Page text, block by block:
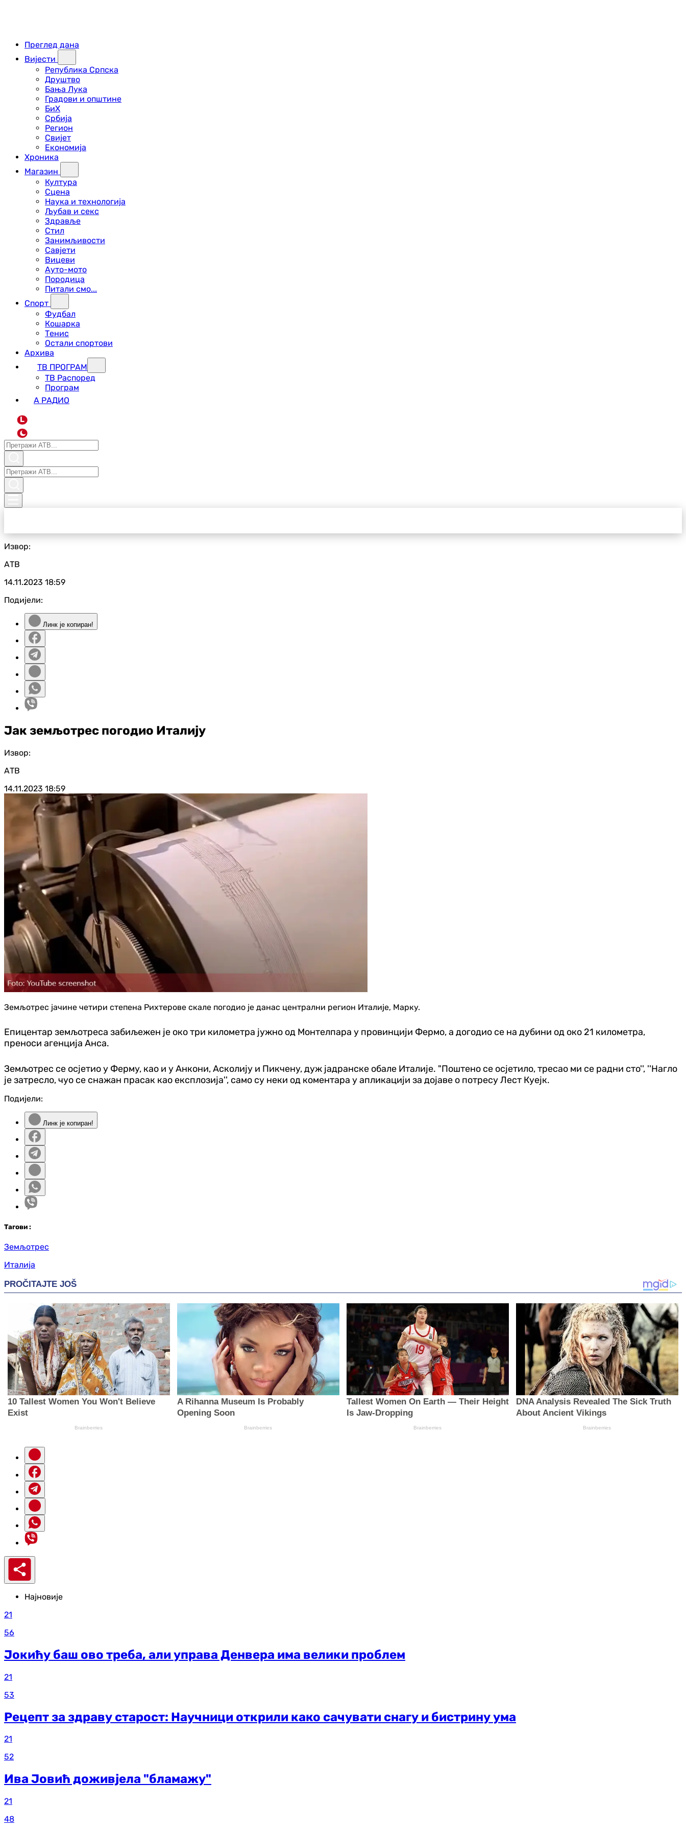
Преглед дана
Вијести
Република Српска
Друштво
Бања Лука
Градови и општине
БиХ
Србија
Регион
Свијет
Економија
Хроника
Магазин
Култура
Сцена
Наука и технологија
Љубав и секс
Здравље
Стил
Занимљивости
Савјети
Вицеви
Ауто-мото
Породица
Питали смо...
Спорт
Фудбал
Кошарка
Тенис
Остали спортови
Архива
ТВ ПРОГРАМ
ТВ Распоред
Програм
А РАДИО
L
Извор:
АТВ
14.11.2023 18:59
Подијели:
Линк је копиран!
Јак земљотрес погодио Италију
Извор:
АТВ
14.11.2023 18:59
Земљотрес јачине четири степена Рихтерове скале погодио је данас централни регион Италије, Марку.
Епицентар земљотреса забиљежен је око три километра јужно од Монтелпара у провинцији Фермо, а догодио се на дубини од око 21 километра,
преноси агенција Анса.
Земљотрес се осјетио у Ферму, као и у Анкони, Асколију и Пикчену, дуж јадранске обале Италије. "Поштено се осјетило, тресао ми се радни сто'', ''Нагло
је затресло, чуо се снажан прасак као експлозија'', само су неки од коментара у апликацији за дојаве о потресу Лест Куејк.
Подијели:
Линк је копиран!
Тагови :
Земљотрес
Италија
Најновије
21
56
Јокићу баш ово треба, али управа Денвера има велики проблем
21
53
Рецепт за здраву старост: Научници открили како сачувати снагу и бистрину ума
21
52
Ива Јовић доживјела "бламажу"
21
48